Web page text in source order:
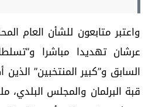
واعتبر متابعون للشأن العام
عرشان تهديدا مباشرا
السابق و”كبير المنتخبين”
قبة البرلمان والمجلس البلدي،